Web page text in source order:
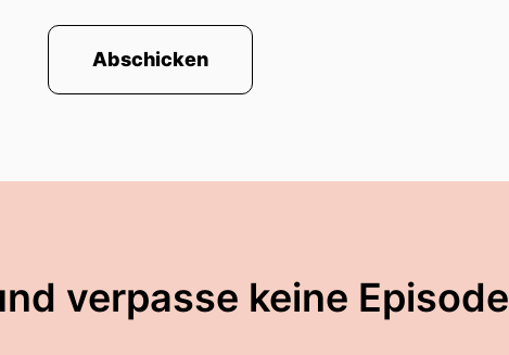
Abschicken
verpasse keine Episode